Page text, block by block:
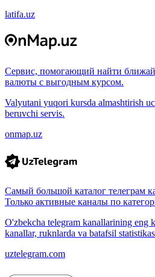
latifa.uz
Сервис, помогающий найти
валюты с выгодным курсом.
Valyutani yuqori kursda almashtirish
beruvchi servis.
onmap.uz
Самый большой каталог телеграм
Только активные каналы по
O'zbekcha telegram kanallarining eng
kanallar, ruknlarda va batafsil
uztelegram.com